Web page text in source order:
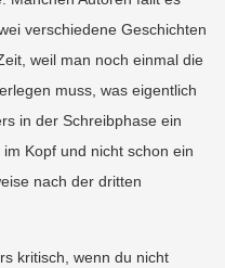
verschiedene Geschichten
weil man noch einmal die
muss, was eigentlich
in der Schreibphase ein
Kopf und nicht schon ein
nach der dritten
kritisch, wenn du nicht